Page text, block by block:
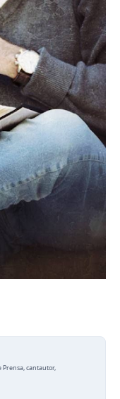
Prensa, cantautor,